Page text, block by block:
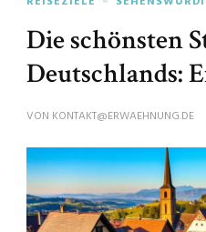
Die schönsten
Deutschlands:
VON KONTAKT@ERWAEHNUNG.DE